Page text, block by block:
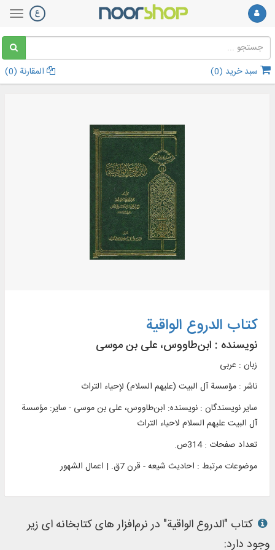
سبد خرید (0
) المقارنة (0
)
کتاب الدروع الواقية
نویسنده : ابن‌طاووس، علی بن موسی
زبان : عربی
ناشر : مؤسسة آل البیت (علیهم السلام) لإحیاء التراث
سایر نویسندگان : نویسنده: ابن‌طاووس، علی بن موسی - سایر: مؤسسة
آل البیت علیهم السلام لاحیاء التراث
تعداد صفحات : 314ص.
موضوعات مرتبط : احادیث شیعه - قرن 7ق. | اعمال الشهور
کتاب "الدروع الواقية" در نرم‌افزار های کتابخانه ای زیر
وجود دارد: